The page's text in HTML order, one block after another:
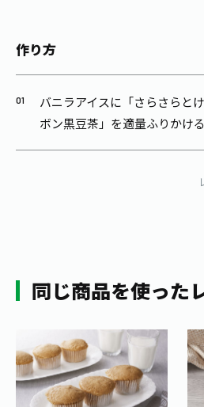
作り方
バニラアイスに「さらさらと
ボン黒豆茶」を適量ふりかける
同じ商品を使った